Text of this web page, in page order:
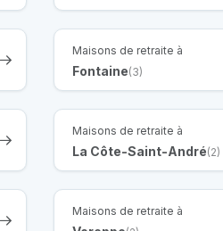
Maisons de retraite à
Fontaine(3)
Maisons de retraite à
La Côte-Saint-André(2)
Maisons de retraite à